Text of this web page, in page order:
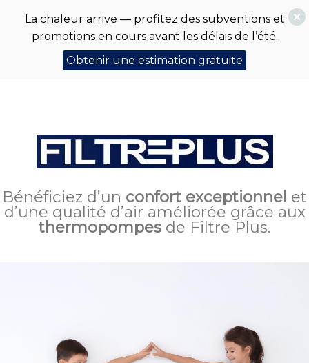
Bénéficiez d’un confort exceptionnel et
d’une qualité d’air améliorée grâce aux
thermopompes de Filtre Plus.
La chaleur arrive — profitez des subventions et
promotions en cours avant les délais de l’été.
Obtenir une estimation gratuite